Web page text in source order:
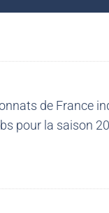
de France
pour la saison